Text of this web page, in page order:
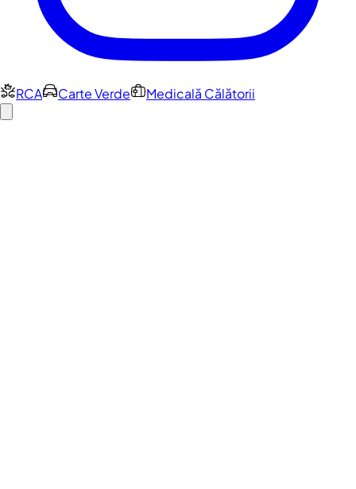
RCA Carte Verde Medicală Călătorii